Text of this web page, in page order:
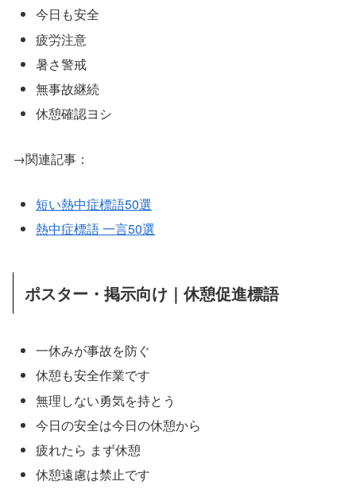
今日も安全
疲労注意
暑さ警戒
無事故継続
休憩確認ヨシ
→関連記事：
短い熱中症標語50選
熱中症標語 一言50選
ポスター・掲示向け｜休憩促進標語
一休みが事故を防ぐ
休憩も安全作業です
無理しない勇気を持とう
今日の安全は今日の休憩から
疲れたら まず休憩
休憩遠慮は禁止です